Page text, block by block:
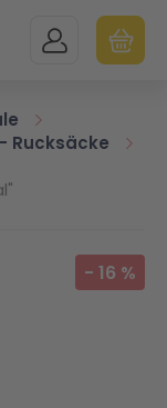
MEIN KONTO
Rucksäcke
- 16 %